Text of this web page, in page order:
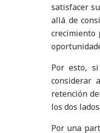
satisfacer
allá de
crecimiento
Por esto,
considerar
retención
los dos
Por una